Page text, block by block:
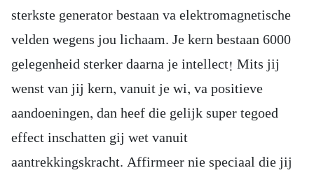
sterkste generator bestaan va elektromagnetische
velden wegens jou lichaam. Je kern bestaan 6000
gelegenheid sterker daarna je intellect! Mits jij
wenst van jij kern, vanuit je wi, va positieve
aandoeningen, dan heef die gelijk super tegoed
effect inschatten gij wet vanuit
aantrekkingskracht. Affirmeer nie speciaal die jij